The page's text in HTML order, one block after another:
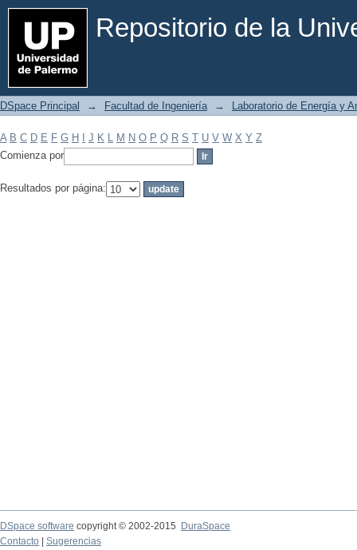
Repositorio de la
Filtrar por: Materia
DSpace Principal → Facultad de Ingeniería → Laboratorio de Energía y
A B C D E F G H J K L M N O P Q R S T U V W X Y Z
Comienza por
Resultados por página:
DSpace software copyright © 2002-2015
DuraSpace
Contacto
Sugerencias